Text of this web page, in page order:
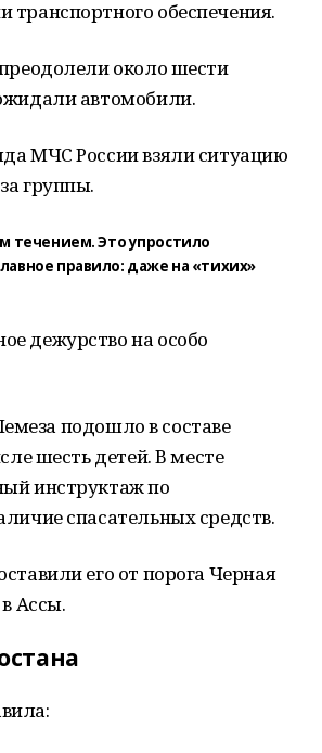
обеспечения.
около шести
автомобили.
МЧС России взяли ситуацию
группы.
течением. Это упростило
правило: даже на «тихих»
дежурство на особо
подошло в составе
шесть детей. В месте
инструктаж по
спасательных средств.
его от порога Черная
Ассы.